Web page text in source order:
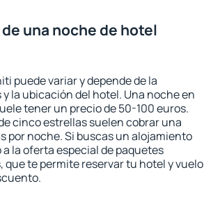
una noche de hotel
puede variar y depende de la
la ubicación del hotel. Una noche en
tener un precio de 50-100 euros.
cinco estrellas suelen cobrar una
por noche. Si buscas un alojamiento
la oferta especial de paquetes
que te permite reservar tu hotel y vuelo